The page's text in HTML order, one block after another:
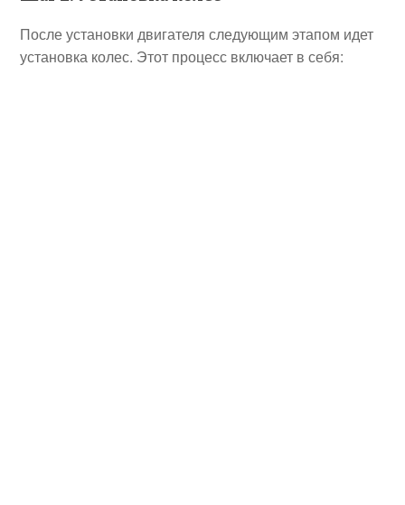
После установки двигателя следующим этапом идет
установка колес. Этот процесс включает в себя: